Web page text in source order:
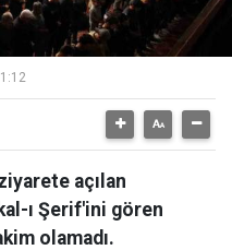
açılan
ı Şerif'ini gören
olamadı.